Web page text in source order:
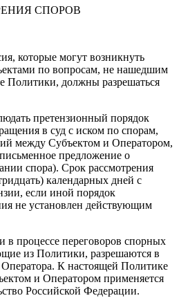
СПОРОВ
которые могут возникнуть
по вопросам, не нашедшим
Политики, должны разрешаться
претензионный порядок
в суд с иском по спорам,
между Субъектом и Оператором,
предложение о
спора). Срок рассмотрения
календарных дней с
если иной порядок
не установлен действующим
в процессе переговоров спорных
из Политики, разрешаются в
К настоящей Политике
и Оператором применяется
Российской Федерации.